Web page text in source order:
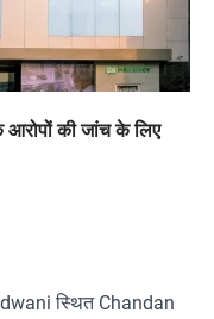
आरोपों की जांच के लिए
स्थित Chandan